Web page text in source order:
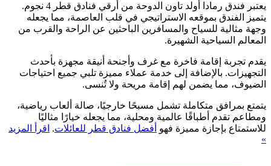
يعتبر فندق رمادا أولد تاون الدوحة من أرقي فنادق قطر 4 نجوم.
يتميز الفندق بموقعه الاستراتيجي في قلب العاصمة، مما يجعله
وجهة مثالية للسياح والمسافرين الباحثين عن الراحة والقرب من
المعالم السياحية الشهيرة.
يقدم تجربة إقامة فاخرة مع غرف وأجنحة أنيقة مجهزة بأحدث
التجهيزات. بالإضافة إلى خدمة عملاء مميزة تلبي جميع احتياجات
الضيوف، مما يضمن لهم إقامة مريحة ولا تُنسى.
يتمتع بمرافق متكاملة تشمل مسبحًا خارجيًا، صالة ألعاب رياضية،
ومطاعم تقدم أطباقًا عالمية ومحلية، مما يجعله خيارًا مثاليًا
للاستمتاع بإجازة مميزة فهو أفضل فنادق قطر للعائلات. اقرأ المزيد
»